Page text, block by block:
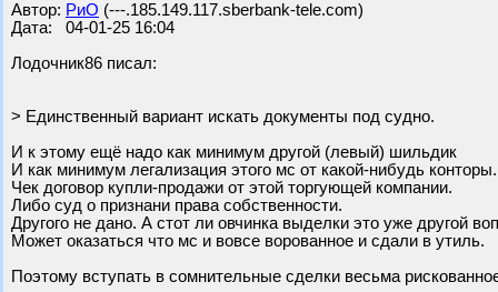
Автор: РиО (---.185.149.117.sberbank-tele.com)
Дата: 04-01-25 16:04
Лодочник86 писал:
> Единственный вариант искать документы под судно.
И к этому ещё надо как минимум другой (левый) шильдик
И как минимум легализация этого мс от какой-нибудь конторы.
Чек договор купли-продажи от этой торгующей компании.
Либо суд о признани права собственности.
Другого не дано. А стот ли овчинка выделки это уже другой
Может оказаться что мс и вовсе ворованное и сдали в утиль.
Поэтому вступать в сомнительные сделки весьма